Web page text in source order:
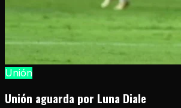
Unión
Unión aguarda por Luna Diale